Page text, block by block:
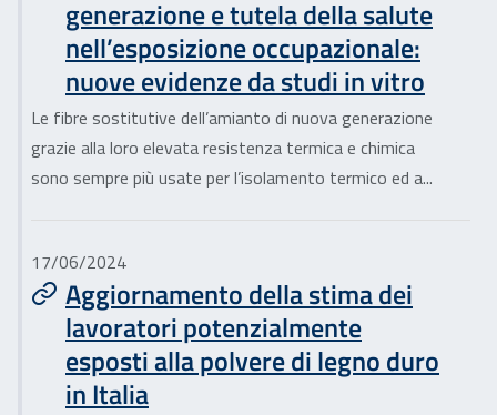
generazione e tutela della salute
nell’esposizione occupazionale:
nuove evidenze da studi in vitro
Le fibre sostitutive dell’amianto di nuova generazione
grazie alla loro elevata resistenza termica e chimica
sono sempre più usate per l’isolamento termico ed a...
17/06/2024
Aggiornamento della stima dei
lavoratori potenzialmente
esposti alla polvere di legno duro
in Italia